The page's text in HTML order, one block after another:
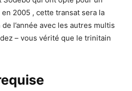
2005 , cette transat sera la
l’année avec les autres multis
– vous vérité que le trinitain